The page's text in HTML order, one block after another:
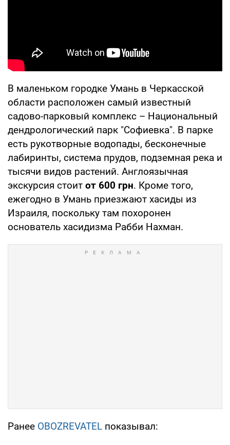
В маленьком городке Умань в Черкасской
области расположен самый известный
садово-парковый комплекс – Национальный
дендрологический парк "Софиевка". В парке
есть рукотворные водопады, бесконечные
лабиринты, система прудов, подземная река и
тысячи видов растений. Англоязычная
экскурсия стоит от 600 грн. Кроме того,
ежегодно в Умань приезжают хасиды из
Израиля, поскольку там похоронен
основатель хасидизма Рабби Нахман.
Ранее OBOZREVATEL показывал: